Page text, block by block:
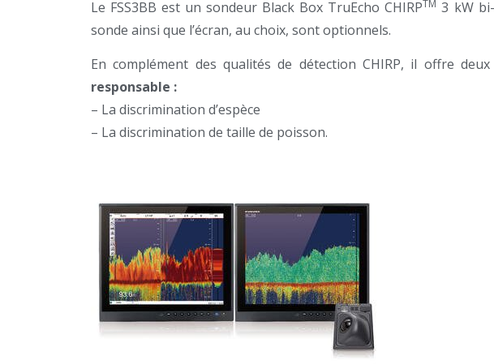
Le FSS3BB est un sondeur Black Box TruEcho CHIRPTM 3 kW
sonde ainsi que l’écran, au choix, sont optionnels.
En complément des qualités de détection CHIRP, il offre
responsable :
– La discrimination d’espèce
– La discrimination de taille de poisson.